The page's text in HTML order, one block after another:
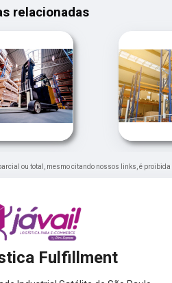
relacionadas
ou total, mesmo citando nossos links, é
Fulfillment